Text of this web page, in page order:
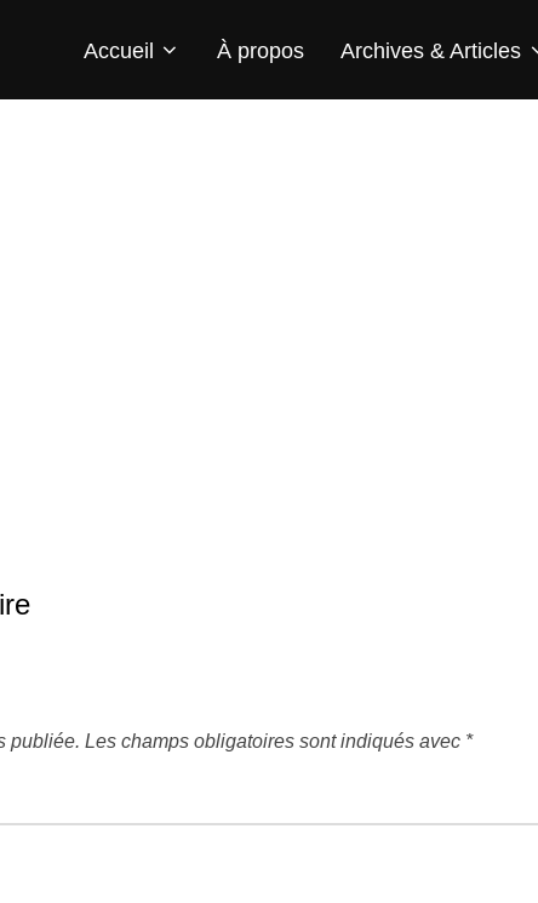
Accueil À propos Archives & Articles
publiée. Les champs obligatoires sont indiqués avec *